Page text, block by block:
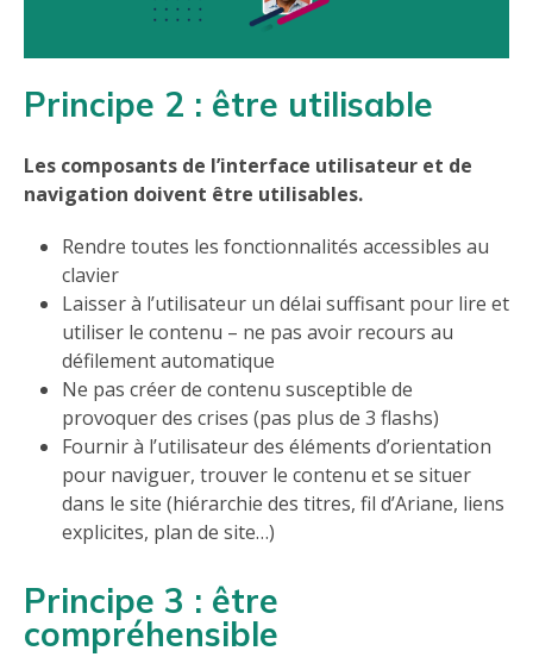
Principe 2 : être utilisable
Les composants de l’interface utilisateur et de
navigation doivent être utilisables.
Rendre toutes les fonctionnalités accessibles au
clavier
Laisser à l’utilisateur un délai suffisant pour lire et
utiliser le contenu – ne pas avoir recours au
défilement automatique
Ne pas créer de contenu susceptible de
provoquer des crises (pas plus de 3 flashs)
Fournir à l’utilisateur des éléments d’orientation
pour naviguer, trouver le contenu et se situer
dans le site (hiérarchie des titres, fil d’Ariane, liens
explicites, plan de site…)
Principe 3 : être
compréhensible